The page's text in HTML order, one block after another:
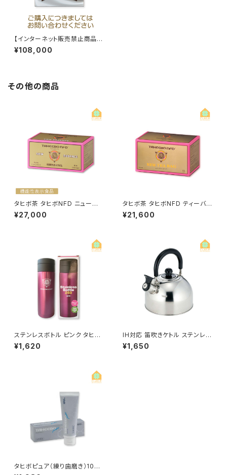
【インターネット販売禁止商品】
タヒボNFDプレミアム（顆粒タイ
プ）（2g×30包入）タヒボジャパ
¥108,000
その他の商品
タヒボ茶 タヒボNFD ニューエッ
センス 2g×30包 機能性表示食
品 タヒボジャパン
¥27,000
タヒボ茶 タヒボNFD ティーバッ
グ 5g×30包 タヒボジャパン
¥21,600
ステンレスボトル ピンク タヒボ
マーク入り
¥1,620
IH対応 笛吹きケトル ステンレス
IH200V ガスコンロ対応
¥1,650
タヒボピュア（練り歯磨き）100g